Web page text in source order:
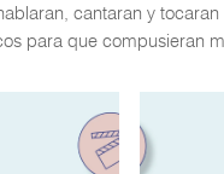
cantaran y
para que compusieran